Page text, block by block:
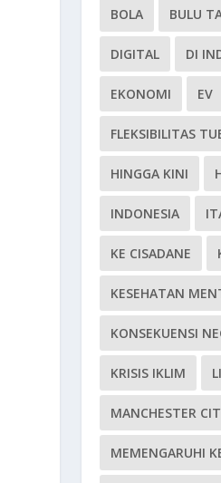
BOLA BULU
DIGITAL DI
EKONOMI EV
FLEKSIBILITAS
HINGGA KINI
INDONESIA
KE CISADANE
KESEHATAN
KONSEKUENSI
KRISIS IKLIM
MANCHESTER
MEMENGARUHI